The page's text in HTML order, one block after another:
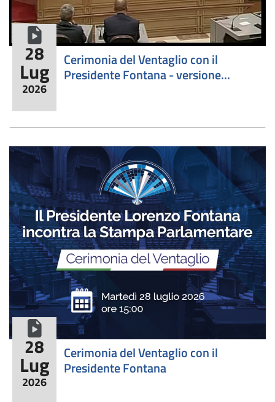
formato video
28
Lug
2026
Cerimonia del Ventaglio con il
Presidente Fontana - versione...
formato video
28
Lug
2026
Cerimonia del Ventaglio con il
Presidente Fontana